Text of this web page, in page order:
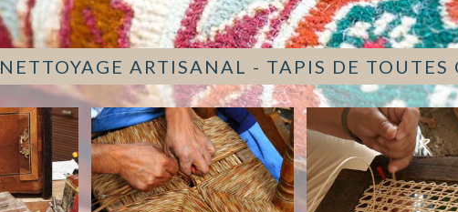
NETTOYAGE ARTISANAL - TAPIS DE